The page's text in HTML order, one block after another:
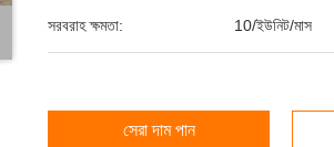
সরবরাহ ক্ষমতা: 10/ইউনিট/মাস
সেরা দাম পান